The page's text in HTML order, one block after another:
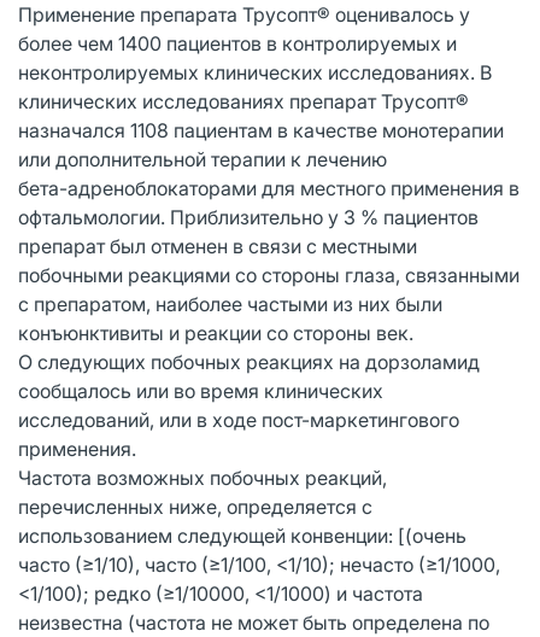
Применение препарата Трусопт® оценивалось у
более чем 1400 пациентов в контролируемых и
неконтролируемых клинических исследованиях. В
клинических исследованиях препарат Трусопт®
назначался 1108 пациентам в качестве монотерапии
или дополнительной терапии к лечению
бета-адреноблокаторами для местного применения в
офтальмологии. Приблизительно у 3 % пациентов
препарат был отменен в связи с местными
побочными реакциями со стороны глаза, связанными
с препаратом, наиболее частыми из них были
конъюнктивиты и реакции со стороны век.
О следующих побочных реакциях на дорзоламид
сообщалось или во время клинических
исследований, или в ходе пост-маркетингового
применения.
Частота возможных побочных реакций,
перечисленных ниже, определяется с
использованием следующей конвенции: [(очень
часто (≥1/10), часто (≥1/100, <1/10); нечасто (≥1/1000,
<1/100); редко (≥1/10000, <1/1000) и частота
неизвестна (частота не может быть определена по